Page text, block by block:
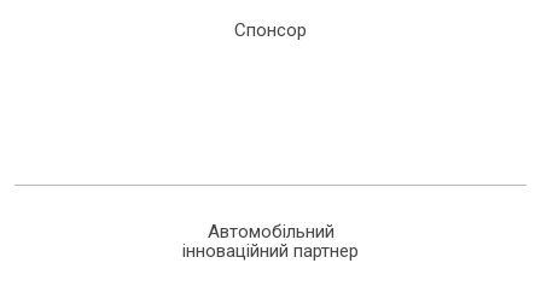
Спонсор
Автомобільний
інноваційний партнер